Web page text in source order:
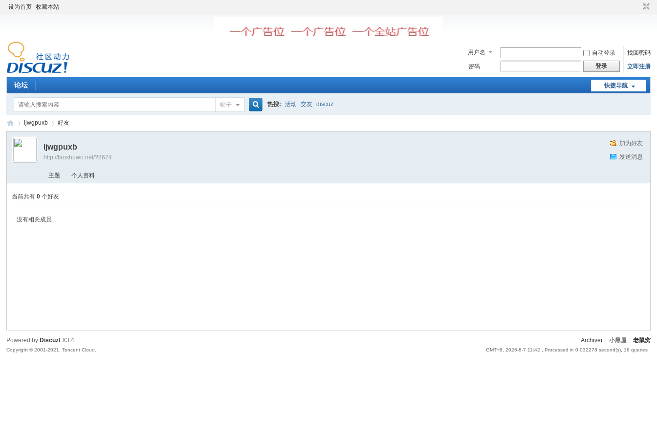
设为首页 收藏本站
用户名 自动登录
找回密码
密码
登录 立即注册
快捷导航
论坛
帖子 热搜: 活动 交友 discuz
›
ljwgpuxb 好友
加为好友
发送消息
ljwgpuxb
http://laoshuwo.net/?8674
主题 个人资料
当前共有0 个好友
没有相关成员
Archiver 小黑屋 老鼠窝
GMT+8, 2026-8-7 11:42 , Processed in 0.032278 second(s), 16 queries .
Powered by Discuz! X3.4
Copyright © 2001-2021, Tencent Cloud.